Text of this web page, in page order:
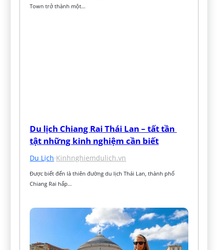
Town trở thành một…
Du lịch Chiang Rai Thái Lan – tất tần
tật những kinh nghiệm cần biết
Du Lịch·Kinhnghiemdulich.vn
Được biết đến là thiên đường du lịch Thái Lan, thành phố
Chiang Rai hấp…